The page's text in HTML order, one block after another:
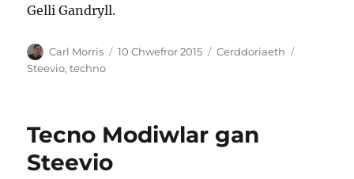
Gelli Gandryll.
Awdur
Carl Morris
Cofnodwyd
10 Chwefror 2015 Categorïau
Cerddoriaeth
Steevio,techno
Tecno Modiwlar gan
Steevio